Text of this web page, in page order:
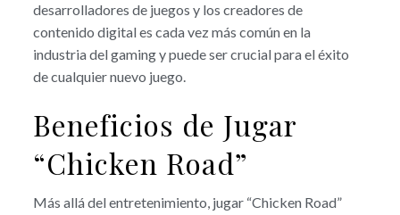
desarrolladores de juegos y los creadores de
contenido digital es cada vez más común en la
industria del gaming y puede ser crucial para el éxito
de cualquier nuevo juego.
Beneficios de Jugar
“Chicken Road”
Más allá del entretenimiento, jugar “Chicken Road”